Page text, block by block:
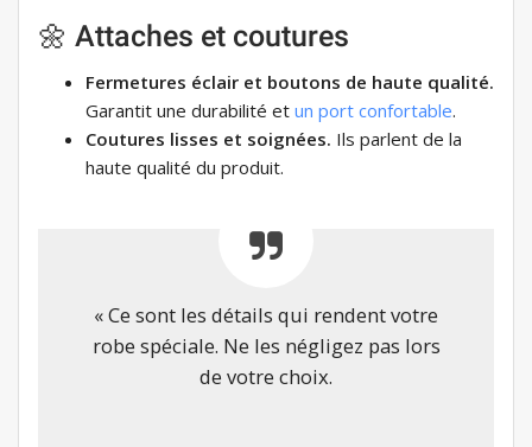
🌼 Attaches et coutures
Fermetures éclair et boutons de haute qualité.
Garantit une durabilité et un port confortable.
Coutures lisses et soignées. Ils parlent de la
haute qualité du produit.
« Ce sont les détails qui rendent votre
robe spéciale. Ne les négligez pas lors
de votre choix.